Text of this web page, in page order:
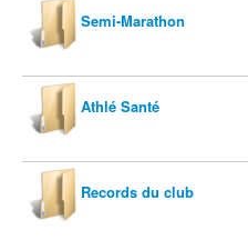
Semi-Marathon
Athlé Santé
Records du club